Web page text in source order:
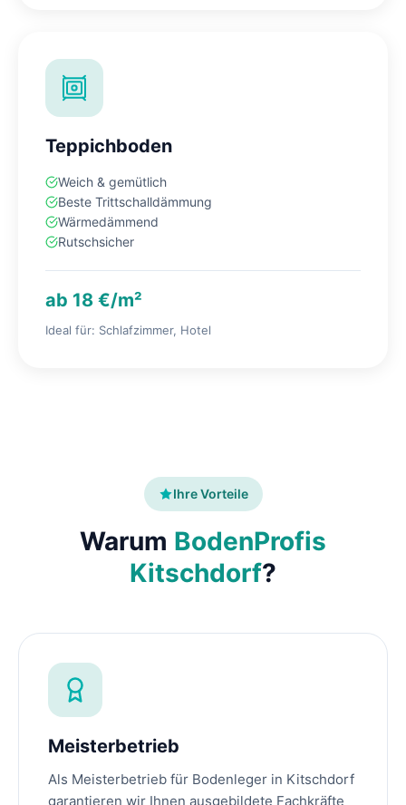
Teppichboden
Weich & gemütlich
Beste Trittschalldämmung
Wärmedämmend
Rutschsicher
ab 18 €/m²
Ideal für: Schlafzimmer, Hotel
Ihre Vorteile
Warum BodenProfis
Kitschdorf?
Meisterbetrieb
Als Meisterbetrieb für Bodenleger in Kitschdorf
garantieren wir Ihnen ausgebildete Fachkräfte